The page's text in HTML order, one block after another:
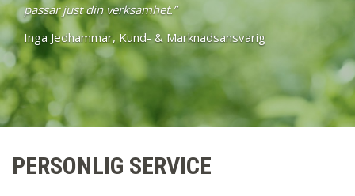
passar just din verksamhet.”
Inga Jedhammar, Kund- & Marknadsansvarig
PERSONLIG SERVICE